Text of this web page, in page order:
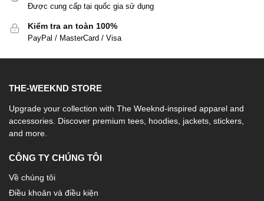
Được cung cấp tại quốc gia sử dụng
Kiểm tra an toàn 100%
PayPal / MasterCard / Visa
THE-WEEKND STORE
Upgrade your collection with The Weeknd-inspired apparel and
accessories. Discover premium tees, hoodies, jackets, stickers,
and more.
CÔNG TY CHÚNG TÔI
Về chúng tôi
Điều khoản và điều kiện